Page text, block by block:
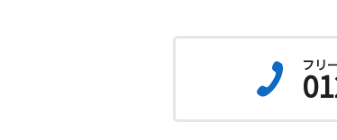
0歳～高校
フリ